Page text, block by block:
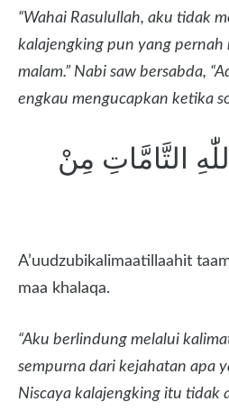
“Wahai Rasulullah, aku tidak
kalajengking pun yang
malam.” Nabi saw bersabda,
engkau mengucapkan ketika
التَّامَّاتِ مِنْ
A’uudzubikalimaatillaahit
maa khalaqa.
“Aku berlindung melalui
sempurna dari kejahatan apa
Niscaya kalajengking itu tidak